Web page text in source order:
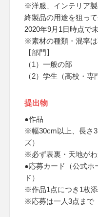
※洋服、インテリア
終製品の用途を狙っ
2020年9月1日時点で
※素材の種類・混率は
【部門】
（1）一般の部
（2）学生（高校・
提出物
●作品
※幅30cm以上、長さ
ズ）
※必ず表裏・天地が
●応募カード（公式ホ
ド）
※作品1点につき1枚
※応募は一人3点まで